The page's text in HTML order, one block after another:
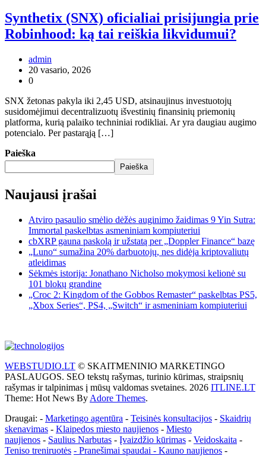
Synthetix (SNX) oficialiai prisijungia prie
Robinhood: ką tai reiškia likvidumui?
admin
20 vasario, 2026
0
SNX žetonas pakyla iki 2,45 USD, atsinaujinus investuotojų
susidomėjimui decentralizuotų išvestinių finansinių priemonių
platforma, kurią palaiko techniniai rodikliai. Ar yra daugiau augimo
potencialo. Per pastarąją […]
Paieška
Paieška
Naujausi įrašai
Atviro pasaulio smėlio dėžės auginimo žaidimas 9 Yin Sutra:
Immortal paskelbtas asmeniniam kompiuteriui
cbXRP gauna paskolą ir užstatą per „Doppler Finance“ bazę
„Luno“ sumažina 20% darbuotojų, nes didėja kriptovaliutų
atleidimas
Sėkmės istorija: Jonathano Nicholso mokymosi kelionė su
101 blokų grandine
„Croc 2: Kingdom of the Gobbos Remaster“ paskelbtas PS5,
„Xbox Series“, PS4, „Switch“ ir asmeniniam kompiuteriui
WEBSTUDIO.LT © SKAITMENINIO MARKETINGO
PASLAUGOS. SEO tekstų rašymas, turinio kūrimas, straipsnių
rašymas ir talpinimas į mūsų valdomas svetaines. 2026 ITLINE.LT
Theme: Hot News By Adore Themes.
Draugai: - Marketingo agentūra - Teisinės konsultacijos - Skaidrių
skenavimas - Klaipedos miesto naujienos - Miesto
naujienos - Saulius Narbutas - Įvaizdžio kūrimas - Veidoskaita -
Teniso treniruotės - Pranešimai spaudai - Kauno naujienos -